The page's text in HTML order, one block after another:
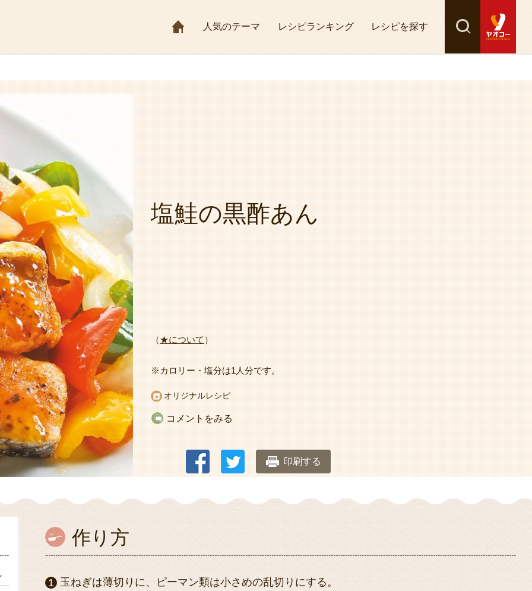
HOME人気のテーマ レシピランキング レシピを探す 検索
探す
塩鮭の黒酢あん
（★について ）
※カロリー・塩分は1人分です。
オリジナルレシピ
コメントをみる
印刷する
作り方
玉ねぎは薄切りに、ピーマン類は小さめの乱切りにする。